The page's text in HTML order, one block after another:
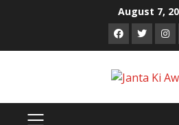
August 7,
Facebook
Twitter